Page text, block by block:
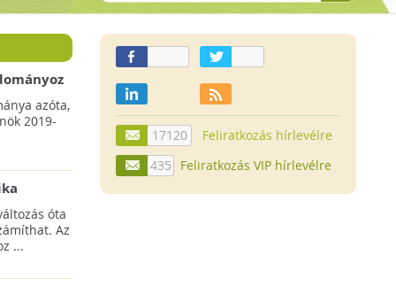
azóta,
2019-
óta
Az
...
17120
Feliratkozás hírlevélre
435
Feliratkozás VIP hírlevélre